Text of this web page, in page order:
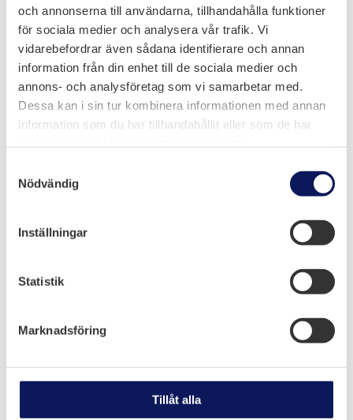
och annonserna till användarna, tillhandahålla funktioner
för sociala medier och analysera vår trafik. Vi
vidarebefordrar även sådana identifierare och annan
information från din enhet till de sociala medier och
annons- och analysföretag som vi samarbetar med.
Dessa kan i sin tur kombinera informationen med annan
information som du har tillhandahållit eller som de har
Nödvändig
Inställningar
Statistik
Marknadsföring
Tillåt alla
Navigation